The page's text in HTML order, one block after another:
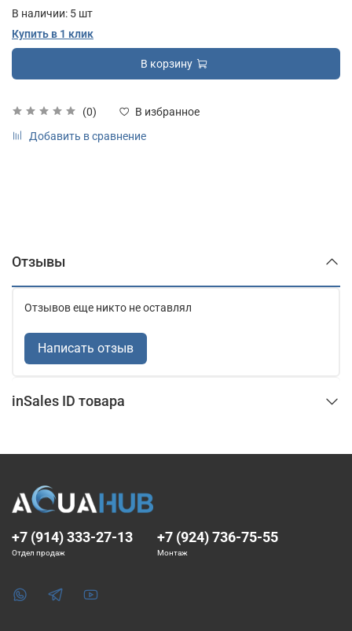
(0)
В избранное
Добавить в сравнение
В наличии: 5 шт
Купить в 1 клик
В корзину
Отзывы
Отзывов еще никто не оставлял
Написать отзыв
inSales ID товара
+7 (914) 333-27-13
Отдел продаж
+7 (924) 736-75-55
Монтаж